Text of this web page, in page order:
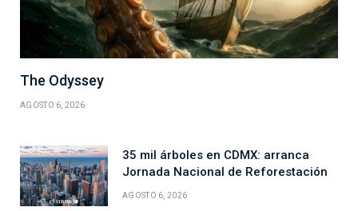
The Odyssey
AGOSTO 6, 2026
35 mil árboles en CDMX: arranca
Jornada Nacional de Reforestación
AGOSTO 6, 2026